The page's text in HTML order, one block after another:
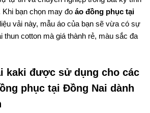
Khi bạn chọn may đo áo đồng phục tại
vải này, mẫu áo của bạn sẽ vừa có sự
thun cotton mà giá thành rẻ, màu sắc đa
kaki được sử dụng cho các
phục tại Đồng Nai dành